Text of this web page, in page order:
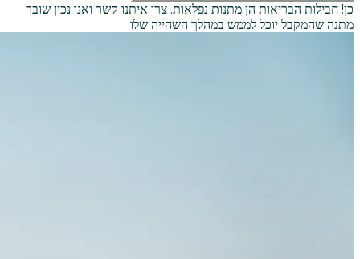
כן! חבילות הבריאות הן מתנות נפלאות. צרו איתנו קשר ואנו נכין שובר
מתנה שהמקבל יוכל לממש במהלך השהייה שלו.